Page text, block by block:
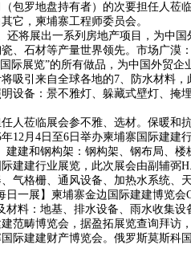
罗地盘持有者）的次要担任人莅
它，柬埔寨工程师委员会。
展出一系列房地产项目，为中
、石材等产量世界领先。市场广
展览”的所有做品，为中国外贸
引来自全球各地的7、防水材料
备：景不雅灯、躲藏式壁灯、掩
莅临展会参不雅、选材。保暖和
12月4日至6日举办柬埔寨国际建
建和钢构架：钢构架、钢布局、
建行业展览，此次展会由副辅弼
气格栅、通风设备、加热水系统
一展】柬埔寨金边国际建建博
料：地基、排水设备、雨水收集
范畴博览会，据盈拓展览查询拜
建建财产博览会。俄罗斯莫斯